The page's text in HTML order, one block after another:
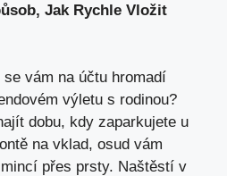
Jak ‌Rychle Vložit⁢
⁢vám na účtu hromadí
výletu s​ rodinou?
dobu, kdy ⁤zaparkujete ⁣u
na vklad, osud ⁢vám​
přes prsty. Naštěstí ⁢v